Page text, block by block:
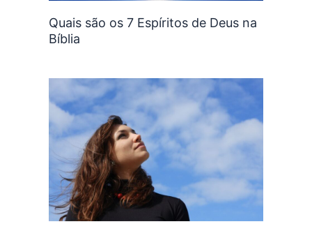
Quais são os 7 Espíritos de Deus na
Bíblia